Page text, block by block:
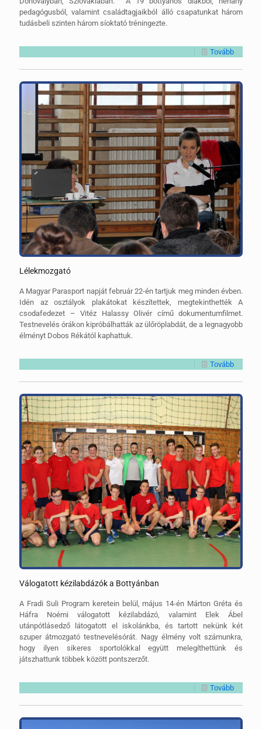
pedagógusból, valamint családtagjaikból álló csapatunkat három
tudásbeli szinten három síoktató tréningezte.
Tovább
Lélekmozgató
A Magyar Parasport napját február 22-én tartjuk meg minden évben.
Idén az osztályok plakátokat készítettek, megtekinthették A
csodafedezet – Vitéz Halassy Olivér című dokumentumfilmet.
Testnevelés órákon kipróbálhatták az ülőröplabdát, de a legnagyobb
élményt Dobos Rékától kaphattuk.
Tovább
Válogatott kézilabdázók a Bottyánban
A Fradi Suli Program keretein belül, május 14-én Márton Gréta és
Háfra Noémi válogatott kézilabdázó, valamint Elek Ábel
utánpótlásedző látogatott el iskolánkba, és tartott nekünk két
szuper átmozgató testnevelésórát. Nagy élmény volt számunkra,
hogy ilyen sikeres sportolókkal együtt melegíthettünk és
játszhattunk többek között pontszerzőt.
Tovább